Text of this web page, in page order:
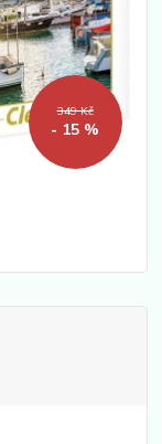
349 Kč
- 15 %